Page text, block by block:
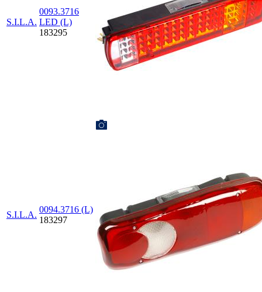
S.I.L.A.
0093.3716
LED (L)
183295
S.I.L.A.
0094.3716 (L)
183297